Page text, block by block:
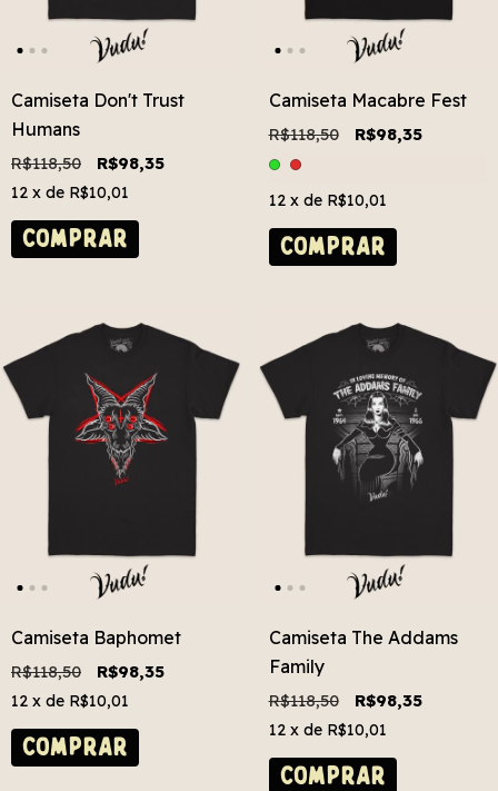
Camiseta Don't Trust
Humans
R$118,50 R$98,35
12 x de R$10,01
COMPRAR
Camiseta Macabre Fest
R$118,50 R$98,35
12 x de R$10,01
COMPRAR
Camiseta Baphomet
R$118,50 R$98,35
12 x de R$10,01
COMPRAR
Camiseta The Addams
Family
R$118,50 R$98,35
12 x de R$10,01
COMPRAR